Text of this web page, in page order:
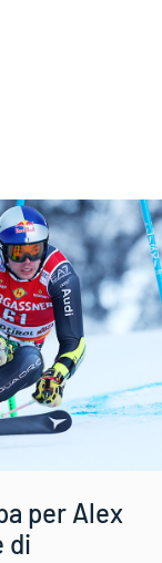
per Alex
di